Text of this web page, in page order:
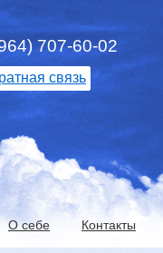
707-60-02
связь
О себе Контакты